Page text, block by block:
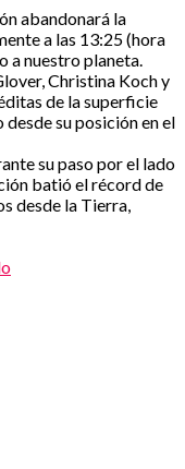
abandonará la
a las 13:25 (hora
a nuestro planeta.
Christina Koch y
de la superficie
su posición en el
su paso por el lado
batió el récord de
desde la Tierra,